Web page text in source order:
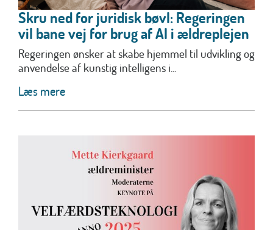
Skru ned for juridisk bøvl: Regeringen
vil bane vej for brug af AI i ældreplejen
Regeringen ønsker at skabe hjemmel til udvikling og
anvendelse af kunstig intelligens i...
Læs mere